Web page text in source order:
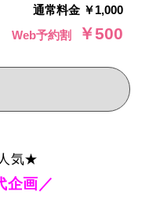
通常料金 ￥1,000
Web予約割
￥500
気★
企画／